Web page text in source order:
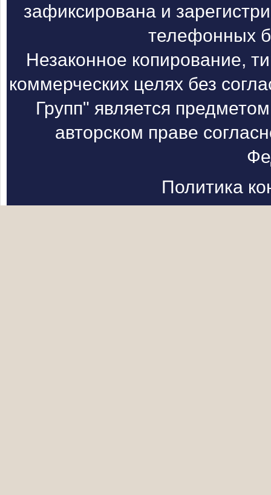
зафиксирована и
телефонных
Незаконное копирование,
коммерческих целях без
Групп" является
авторском праве
Политика